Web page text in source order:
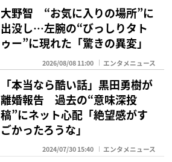
大野智 “お気に入りの場所”に
出没し…左腕の“びっしりタト
ゥー”に現れた「驚きの異変」
2026/08/08 11:00 エンタメニュース
「本当なら酷い話」黒田勇樹が
離婚報告 過去の“意味深投
稿”にネット心配「絶望感がす
ごかったろうな」
2024/07/30 15:40 エンタメニュース